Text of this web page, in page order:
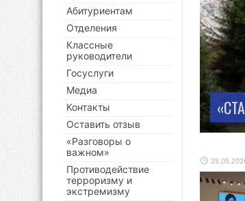
Абитуриентам
Отделения
Классные
руководители
Госуслуги
Медиа
Контакты
Оставить отзыв
«Разговоры о
важном»
Противодействие
терроризму и
экстремизму